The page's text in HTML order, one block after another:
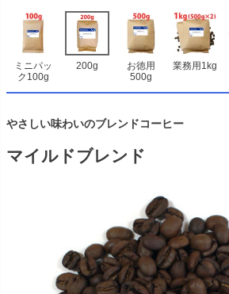
ミニパッ
ク100g
200g
お徳用
500g
業務用1kg
やさしい味わいのブレンドコーヒー
マイルドブレンド